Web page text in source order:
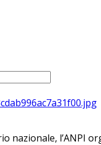
nazionale, l’ANPI